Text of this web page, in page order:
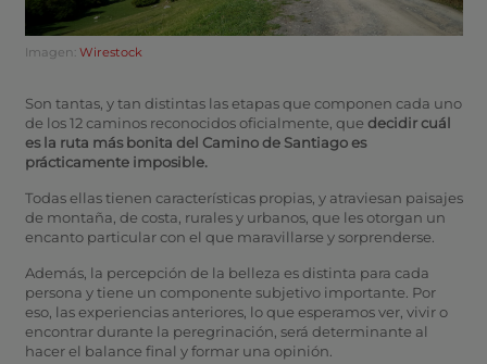
Imagen: Wirestock
Son tantas, y tan distintas las etapas que componen cada uno
de los 12 caminos reconocidos oficialmente, que decidir cuál
es la ruta más bonita del Camino de Santiago es
prácticamente imposible.
Todas ellas tienen características propias, y atraviesan paisajes
de montaña, de costa, rurales y urbanos, que les otorgan un
encanto particular con el que maravillarse y sorprenderse.
Además, la percepción de la belleza es distinta para cada
persona y tiene un componente subjetivo importante. Por
eso, las experiencias anteriores, lo que esperamos ver, vivir o
encontrar durante la peregrinación, será determinante al
hacer el balance final y formar una opinión.